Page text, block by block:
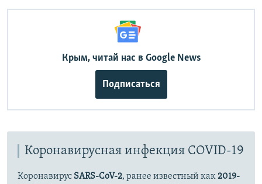
240p
720p 1080p
Крым, читай нас в Google News
Подписаться
Коронавирусная инфекция COVID-19
Коронавирус SARS-CoV-2, ранее известный как2019-